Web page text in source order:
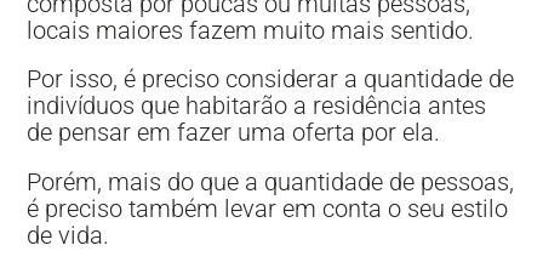
locais maiores fazem muito mais sentido.
Por isso, é preciso considerar a quantidade de
indivíduos que habitarão a residência antes
de pensar em fazer uma oferta por ela.
Porém, mais do que a quantidade de pessoas,
é preciso também levar em conta o seu estilo
de vida.